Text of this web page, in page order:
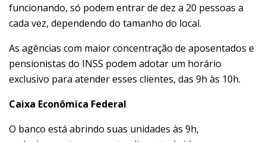
funcionando, só podem entrar de dez a 20 pessoas a
cada vez, dependendo do tamanho do local.
As agências com maior concentração de aposentados e
pensionistas do INSS podem adotar um horário
exclusivo para atender esses clientes, das 9h às 10h.
Caixa Econômica Federal
O banco está abrindo suas unidades às 9h,